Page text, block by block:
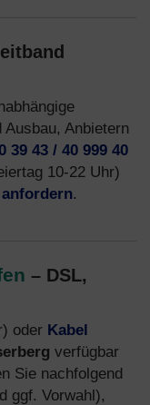
Anbietern
39 43 / 40 999 40
10-22 Uhr)
.
– DSL,
oder Kabel
verfügbar
Sie nachfolgend
ggf. Vorwahl),